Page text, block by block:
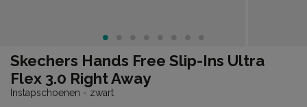
Skechers Hands Free Slip-Ins Ultra
Flex 3.0 Right Away
Instapschoenen - zwart